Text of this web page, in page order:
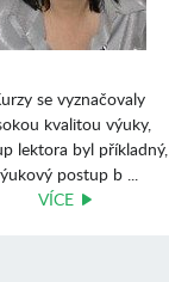
se vyznačovaly
kvalitou výuky,
lektora byl příkladný,
postup b ...
VÍCE